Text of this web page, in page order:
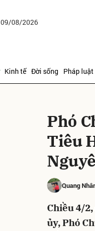
09/08/2026
Kinh tế Đời sống Pháp luật
Phó
Tiêu
Quang
Chiều 4/
ủy, Phó
Gửi